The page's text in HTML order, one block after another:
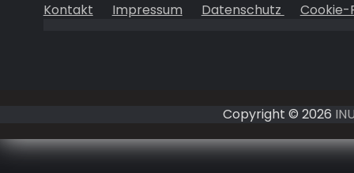
Kontakt Impressum Datenschutz Cookie-
Copyright © 2026